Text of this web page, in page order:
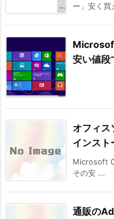
ー」安く買
安い値段
オフィ
インスト
Microsoft
その安 ...
通販の